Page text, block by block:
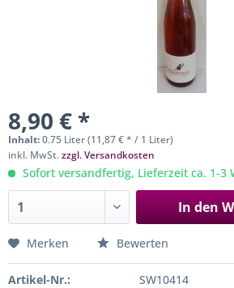
8,90 € *
Inhalt:0.75 Liter (11,87 € * / 1 Liter)
inkl. MwSt.zzgl. Versandkosten
Sofort versandfertig, Lieferzeit ca. 1-3
In den
Merken Bewerten
Artikel-Nr.: SW10414